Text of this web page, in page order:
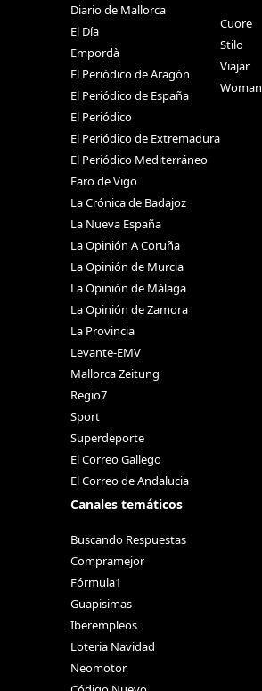
Diario de Mallorca
El Día
Empordà
El Periódico de Aragón
El Periódico de España
El Periódico
El Periódico de Extremadura
El Periódico Mediterráneo
Faro de Vigo
La Crónica de Badajoz
La Nueva España
La Opinión A Coruña
La Opinión de Murcia
La Opinión de Málaga
La Opinión de Zamora
La Provincia
Levante-EMV
Mallorca Zeitung
Regio7
Sport
Superdeporte
El Correo Gallego
El Correo de Andalucia
Canales temáticos
Buscando Respuestas
Compramejor
Fórmula1
Guapisimas
Iberempleos
Loteria Navidad
Neomotor
Cuore
Stilo
Viajar
Woman